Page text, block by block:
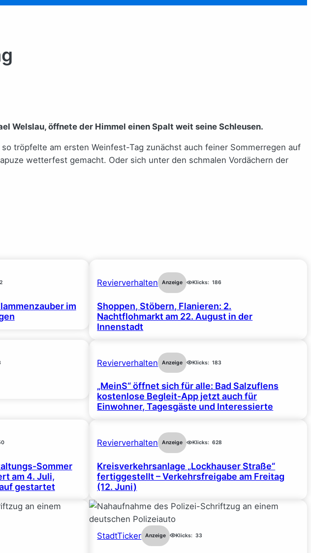
Welslau, öffnete der Himmel einen Spalt weit seine Schleusen.
tröpfelte am ersten Weinfest-Tag zunächst auch feiner Sommerregen auf
wetterfest gemacht. Oder sich unter den schmalen Vordächern der
im
Revierverhalten Anzeige Klicks: 186
Shoppen, Stöbern, Flanieren: 2.
Nachtflohmarkt am 22. August in der
Innenstadt
Revierverhalten Anzeige Klicks: 183
„MeinS“ öffnet sich für alle: Bad Salzuflens
kostenlose Begleit-App jetzt auch für
Einwohner, Tagesgäste und Interessierte
Sommer
am 4. Juli,
gestartet
Revierverhalten Anzeige Klicks: 628
Kreisverkehrsanlage „Lockhauser Straße“
fertiggestellt – Verkehrsfreigabe am Freitag
(12. Juni)
StadtTicker Anzeige Klicks: 33